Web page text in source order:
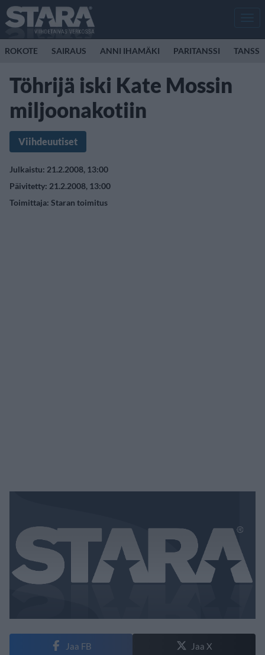
ROKOTE SAIRAUS ANNI IHAMÄKI PARITANSSI TANSSI
Töhrijä iski Kate Mossin
miljoonakotiin
Viihdeuutiset
Julkaistu: 21.2.2008, 13:00
Päivitetty: 21.2.2008, 13:00
Toimittaja: Staran toimitus
Jaa FB Jaa X